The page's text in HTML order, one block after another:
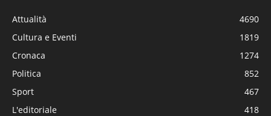
Attualità
4690
Cultura e Eventi
1819
Cronaca
1274
Politica
852
Sport
467
L'editoriale
418